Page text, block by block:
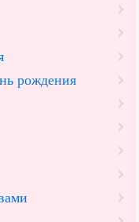
рождения